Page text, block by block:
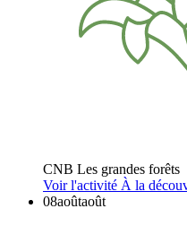
CNB Les grandes forêts
Voir l'activité À la
08aoûtaoût